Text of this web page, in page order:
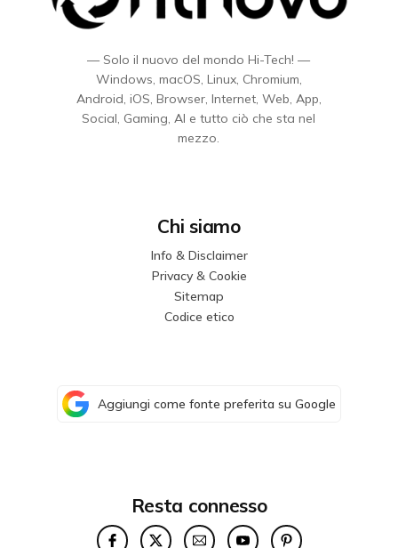
— Solo il nuovo del mondo Hi-Tech! —
Windows, macOS, Linux, Chromium,
Android, iOS, Browser, Internet, Web, App,
Social, Gaming, AI e tutto ciò che sta nel
mezzo.
Chi siamo
Info & Disclaimer
Privacy & Cookie
Sitemap
Codice etico
Aggiungi come fonte preferita su Google
Resta connesso